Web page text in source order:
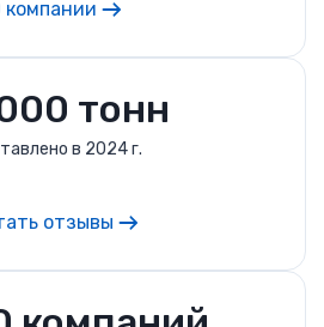
компании
тонн
в 2024 г.
отзывы